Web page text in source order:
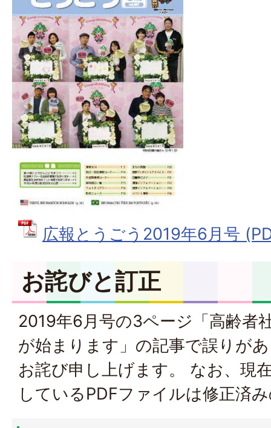
広報とうごう2019年6月号
お詫びと訂正
2019年6月号の3ページ「高齢者
が始まります」の記事で誤りが
お詫び申し上げます。 なお、現
しているPDFファイルは修正済